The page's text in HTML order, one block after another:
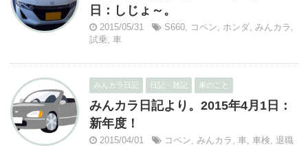
日：しじょ～。
2015/05/31 S660, コペン, ホンダ, みんカラ ,
試乗, 車
みんカラ日記 日記・雑記 車のこと
みんカラ日記より。2015年4月1日：
新年度！
2015/04/01 コペン, みんカラ , 車, 車検, 退職